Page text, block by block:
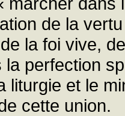
de la
la foi vive,
perfection
liturgie et le
cette union.